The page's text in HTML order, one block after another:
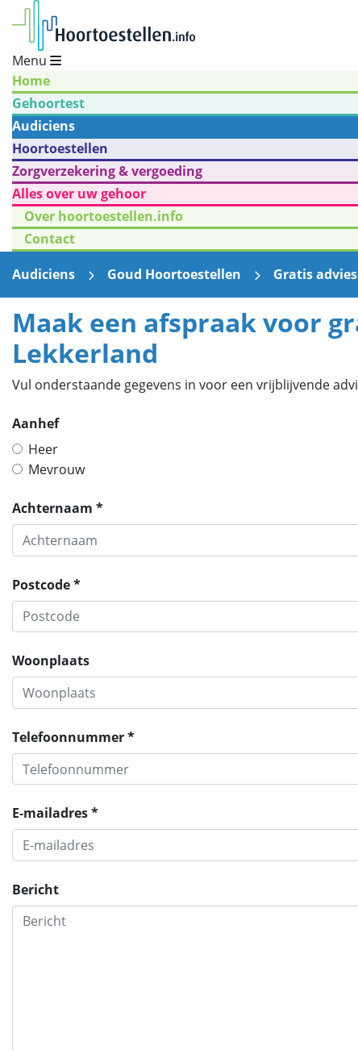
Menu
Home
Gehoortest
Audiciens
Hoortoestellen
Zorgverzekering & vergoeding
Alles over uw gehoor
Over hoortoestellen.info
Contact
Audiciens
Goud Hoortoestellen Gratis advies
Maak een afspraak voor
Lekkerland
Vul onderstaande gegevens in voor een vrijblijvende
Aanhef
Heer
Mevrouw
Achternaam *
Postcode *
Woonplaats
Telefoonnummer *
E-mailadres *
Bericht